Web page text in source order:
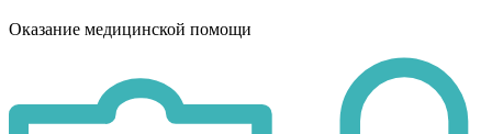
Оказание медицинской помощи